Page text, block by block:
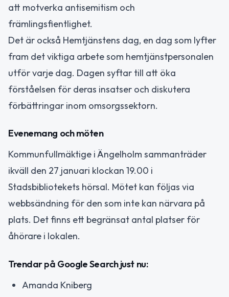
att motverka antisemitism och
främlingsfientlighet.
Det är också Hemtjänstens dag, en dag som lyfter
fram det viktiga arbete som hemtjänstpersonalen
utför varje dag. Dagen syftar till att öka
förståelsen för deras insatser och diskutera
förbättringar inom omsorgssektorn.
Evenemang och möten
Kommunfullmäktige i Ängelholm sammanträder
ikväll den 27 januari klockan 19.00 i
Stadsbibliotekets hörsal. Mötet kan följas via
webbsändning för den som inte kan närvara på
plats. Det finns ett begränsat antal platser för
åhörare i lokalen.
Trendar på Google Search just nu:
Amanda Kniberg